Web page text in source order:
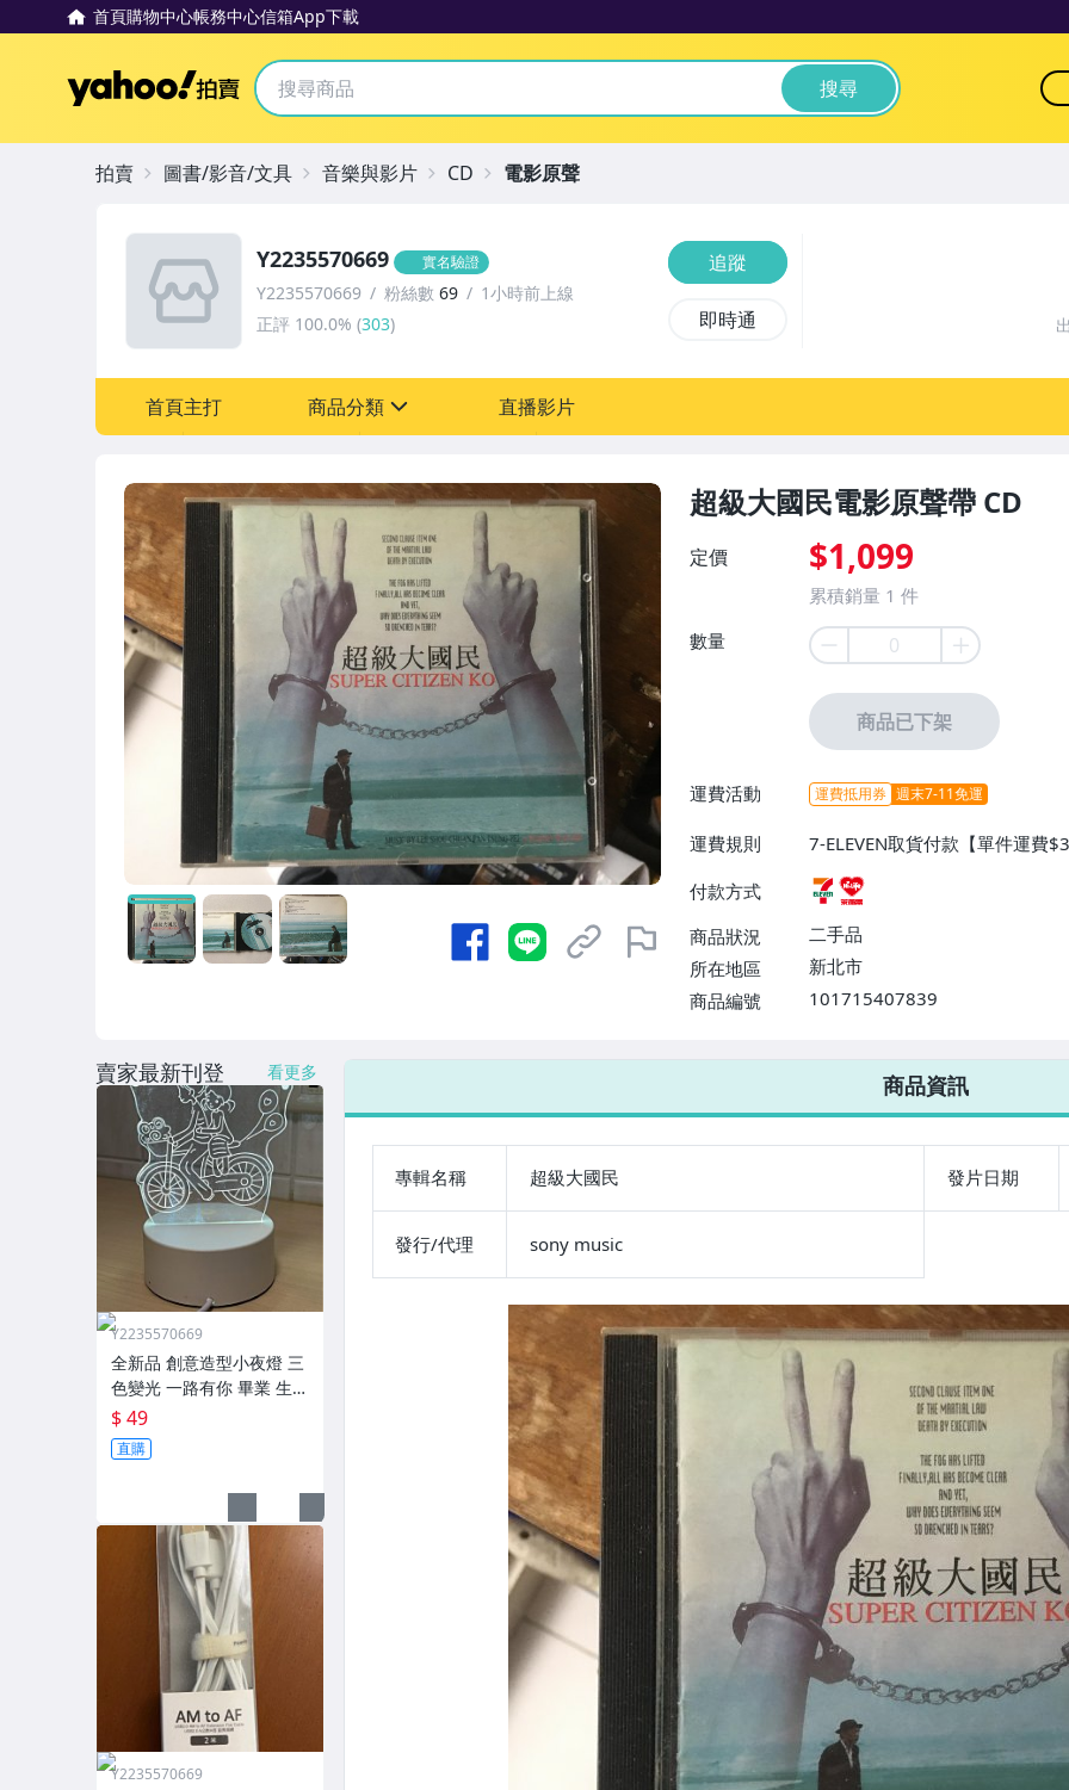
首頁購物中心帳務中心信箱App下載
Yahoo拍賣 搜尋
收藏品
超級大國民電影原聲帶 CD
定價 $1,099
累積銷量 1 件
數量
商品已下架
運費活動 運費抵用券 週末7-11免運
運費規則
7-ELEVEN取貨付款【單件運費
0】
付款方式
商品狀況
二手品
所在地區
新北市
商品編號
101715407839
7-ELEVEN 運費只要38元
不限金額、筆數，筆筆優惠無限次！
Y2235570669 實名驗證
Y2235570669 粉絲數 69
1小時前上線
正評 100.0% (303)
追蹤
即時通
首頁主打 商品分類
圖書/影音/文具
手機、配件與通訊
古董、藝術與礦石
電腦、平板與周邊
相機、攝影與周邊
運動、戶外與休閒
電玩遊戲與主機
嬰幼兒與孕婦
寵物用品與水族
玩具、模型與公仔
男性精品與服飾
偶像、球員卡與郵幣
女裝與服飾配件
手錶與飾品配件
女包精品與女鞋
家電與影音視聽
直播影片
拍賣 圖書/影音/文具 音樂與影片 CD 電影原聲
商品資訊
專輯名稱 超級大國民 發片日期
發行/代理 sony music
賣家最新刊登 看更多
Y2235570669
全新品 創意造型小夜燈 三
色變光 一路有你 畢業 生日
情人節 壓克力底座 高18c
m 底座直徑10cm
$ 49
直購
Y2235570669